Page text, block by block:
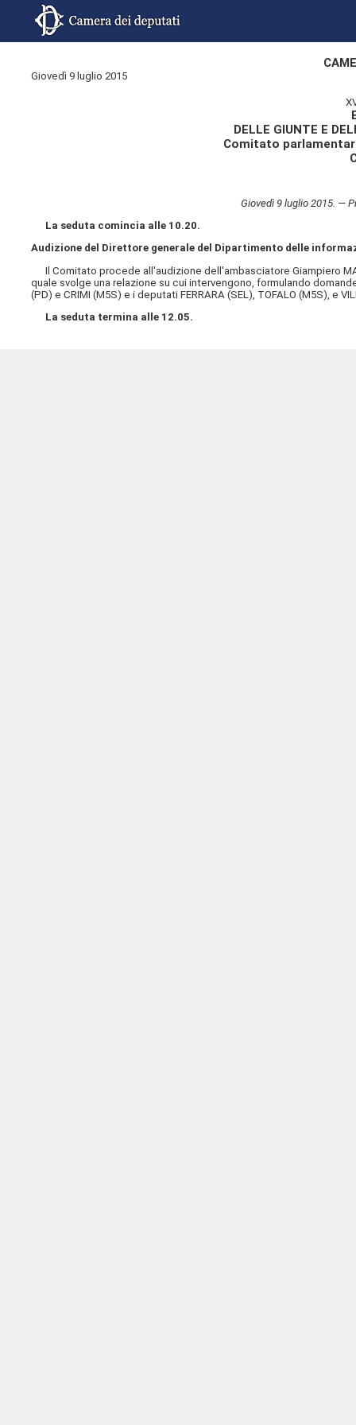
Giovedì 9 luglio 2015
DELLE GIUNTE E
Comitato
Giovedì 9 luglio 2015. —
La seduta comincia alle 10.20.
Audizione del Direttore generale del Dipartimento delle
Il Comitato procede all'audizione dell'ambasciatore Giampiero
quale svolge una relazione su cui intervengono, formulando
(PD) e CRIMI (M5S) e i deputati FERRARA (SEL), TOFALO (M5S), e
La seduta termina alle 12.05.